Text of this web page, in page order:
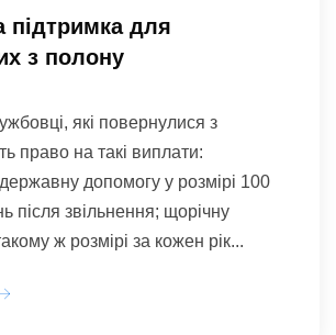
підтримка для
з полону
які повернулися з
право на такі виплати:
допомогу у розмірі 100
після звільнення; щорічну
ж розмірі за кожен рік...